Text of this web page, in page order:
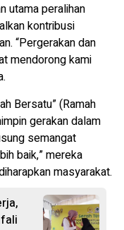
utama peralihan
kontribusi
“Pergerakan dan
mendorong kami
Bersatu” (Ramah
gerakan dalam
semangat
baik,” mereka
masyarakat.